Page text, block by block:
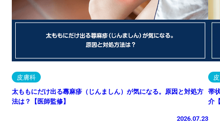
皮膚科
太ももにだけ出る蕁麻疹（じんましん）が気になる。原因と対処方
法は？【医師監修】
2026.07.23
帯
介